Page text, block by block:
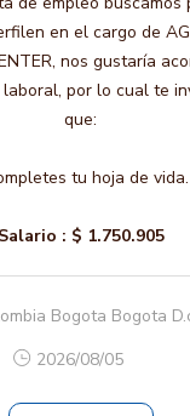
en el cargo de
nos gustaría
por lo cual te
que:
tu hoja de vida.
Salario : $ 1.750.905
Bogota Bogota
2026/08/05